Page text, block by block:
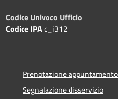
Codice Univoco Ufficio
Codice IPAc_i312
Prenotazione appuntamento
Segnalazione disservizio